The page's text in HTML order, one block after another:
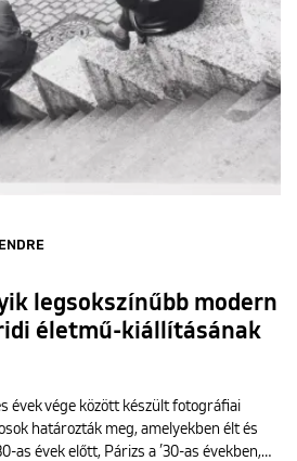
legsokszínűbb modern
életmű-kiállításának
évek vége között készült fotográfiai
határozták meg, amelyekben élt és
as évek előtt, Párizs a ’30-as években,…